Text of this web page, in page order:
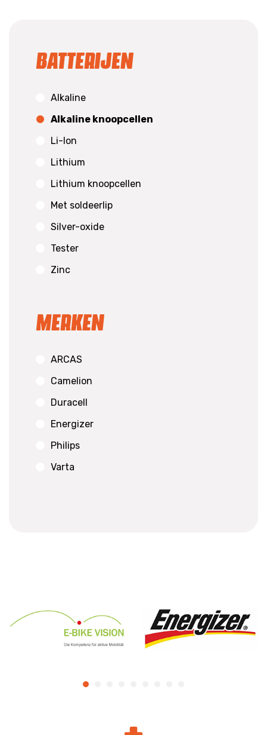
Batterijen
Alkaline
Alkaline knoopcellen
Li-Ion
Lithium
Lithium knoopcellen
Met soldeerlip
Silver-oxide
Tester
Zinc
Merken
ARCAS
Camelion
Duracell
Energizer
Philips
Varta